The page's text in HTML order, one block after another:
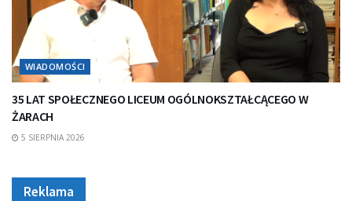
WIADOMOŚCI
35 LAT SPOŁECZNEGO LICEUM OGÓLNOKSZTAŁCĄCEGO W
ŻARACH
5 SIERPNIA 2026
Reklama